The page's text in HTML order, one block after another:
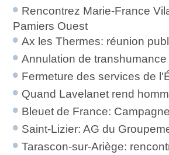
Rencontrez Marie-France
Pamiers Ouest
Ax les Thermes: réunion
Annulation de
Fermeture des services de
Quand Lavelanet rend
Bleuet de France:
Saint-Lizier: AG du
Tarascon-sur-Ariège: